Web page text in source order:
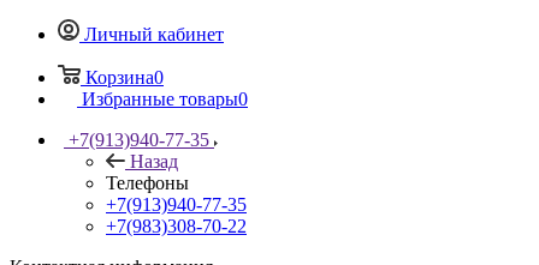
Личный кабинет
Корзина0
Избранные товары0
+7(913)940-77-35
Назад
Телефоны
+7(913)940-77-35
+7(983)308-70-22